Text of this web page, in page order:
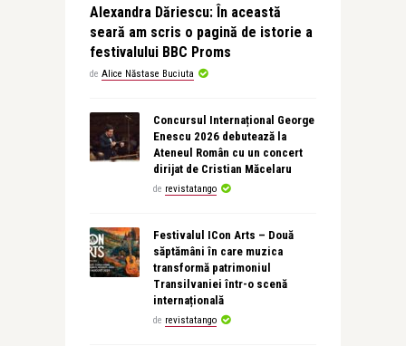
Alexandra Dăriescu: În această
seară am scris o pagină de istorie a
festivalului BBC Proms
de Alice Năstase Buciuta
Concursul Internațional George
Enescu 2026 debutează la
Ateneul Român cu un concert
dirijat de Cristian Măcelaru
de revistatango
Festivalul ICon Arts – Două
săptămâni în care muzica
transformă patrimoniul
Transilvaniei într-o scenă
internațională
de revistatango